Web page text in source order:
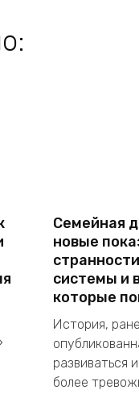
Семейная
новые
системы и
которые
История,
развиваться
более